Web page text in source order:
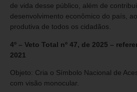
de vida desse público, além de
desenvolvimento econômico do país,
produtiva de todos os cidadãos.
4º – Veto Total nº 47, de 2025 –
2021
Objeto: Cria o Símbolo Nacional de
com visão monocular.